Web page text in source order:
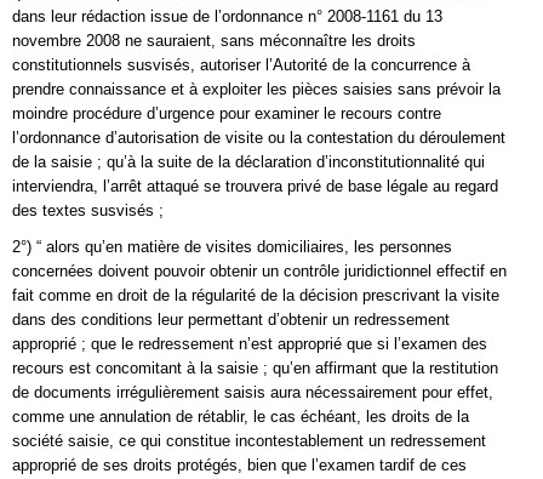
dans leur rédaction issue de l’ordonnance n° 2008-1161 du 13
novembre 2008 ne sauraient, sans méconnaître les droits
constitutionnels susvisés, autoriser l’Autorité de la concurrence à
prendre connaissance et à exploiter les pièces saisies sans prévoir la
moindre procédure d’urgence pour examiner le recours contre
l’ordonnance d’autorisation de visite ou la contestation du déroulement
de la saisie ; qu’à la suite de la déclaration d’inconstitutionnalité qui
interviendra, l’arrêt attaqué se trouvera privé de base légale au regard
des textes susvisés ;
2°) “ alors qu’en matière de visites domiciliaires, les personnes
concernées doivent pouvoir obtenir un contrôle juridictionnel effectif en
fait comme en droit de la régularité de la décision prescrivant la visite
dans des conditions leur permettant d’obtenir un redressement
approprié ; que le redressement n’est approprié que si l’examen des
recours est concomitant à la saisie ; qu’en affirmant que la restitution
de documents irrégulièrement saisis aura nécessairement pour effet,
comme une annulation de rétablir, le cas échéant, les droits de la
société saisie, ce qui constitue incontestablement un redressement
approprié de ses droits protégés, bien que l’examen tardif de ces